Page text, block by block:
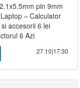
pin 9mm
– Calculator
accesorii 6 lei
6 Azi
27.10|17:30